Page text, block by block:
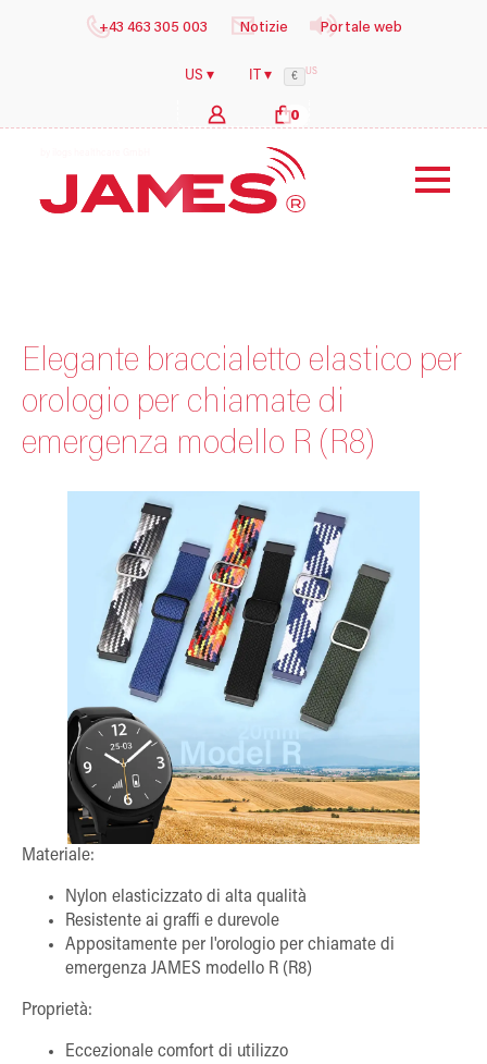
+43 463 305 003 Notizie Portale web
US ▾ IT ▾ € US
0
Elegante braccialetto elastico per
orologio per chiamate di
emergenza modello R (R8)
Materiale:
Nylon elasticizzato di alta qualità
Resistente ai graffi e durevole
Appositamente per l'orologio per chiamate di
emergenza JAMES modello R (R8)
Proprietà:
Eccezionale comfort di utilizzo